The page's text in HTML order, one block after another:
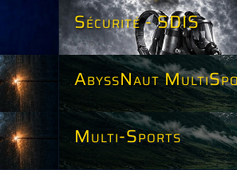
Sécurité - SDIS
AbyssNaut
Multi-Sports